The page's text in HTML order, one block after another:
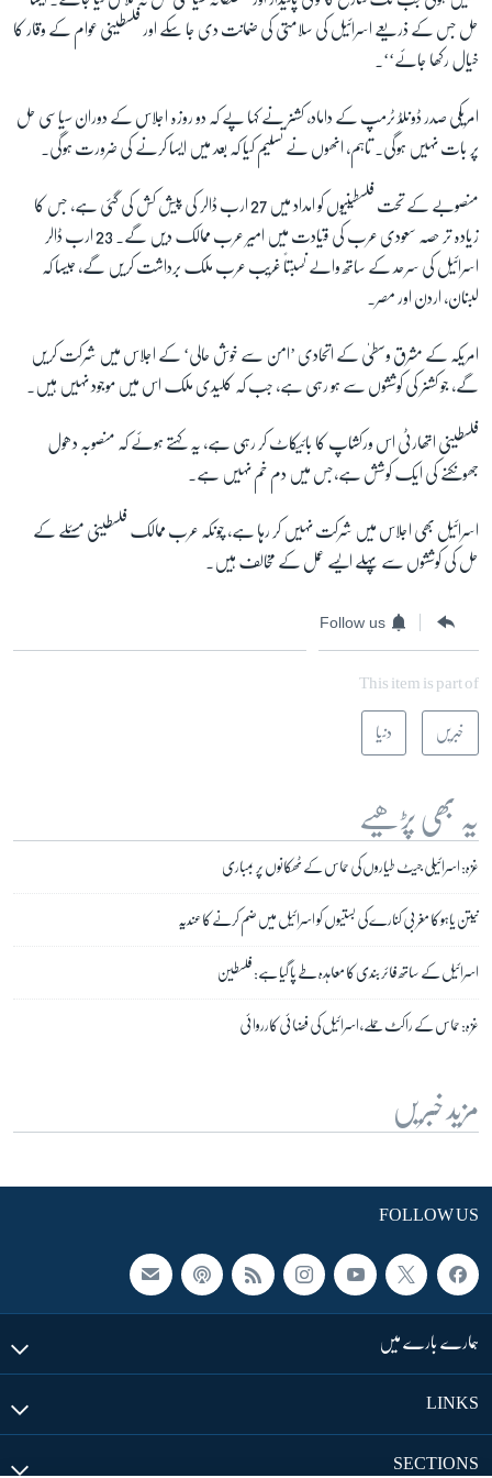
زبان
حل جس کے ذریعے اسرائیل کی سلامتی کی ضمانت دی جا سکے اور فلسطینی عوام کے وقار کا
خیال رکھا جائے‘‘۔
امریکی صدر ڈونلڈ ٹرمپ کے داماد، کشنر نے کہا پے کہ دو روزہ اجلاس کے دوران سیاسی حل
پر بات نہیں ہوگی۔ تاہم، انھوں نے تسلیم کیا کہ بعد میں ایسا کرنے کی ضرورت ہوگی۔
منصوبے کے تحت فلسطینیوں کو امداد میں 27 ارب ڈالر کی پیش کش کی گئی ہے، جس کا
زیادہ تر حصہ سعودی عرب کی قیادت میں امیر عرب ممالک دیں گے۔ 23 ارب ڈالر
اسرائیل کی سرحد کے ساتھ والے نسبتاً غریب عرب ملک برداشت کریں گے، جیسا کہ
لبنان، اردن اور مصر۔
امریکہ کے مشرق وسطیٰ کے اتحادی ’امن سے خوش حالی‘ کے اجلاس میں شرکت کریں
گے، جو کشنر کی کوششوں سے ہو رہی ہے، جب کہ کلیدی ملک اس میں موجود نہیں ہیں۔
فلسطینی اتھارٹی اس ورکشاپ کا بائیکاٹ کر رہی ہے، یہ کہتے ہوئے کہ منصوبہ دھول
جھونکنے کی ایک کوشش ہے،جس میں دم خم نہیں ہے۔
اسرائیل بھی اجلاس میں شرکت نہیں کر رہا ہے، چونکہ عرب ممالک فلسطینی مسئلے کے
حل کی کوششوں سے پہلے ایسے عمل کے مخالف ہیں۔
Follow us
This item is part of
خبریں دنیا
یہ بھی پڑھیے
غزہ: اسرائیلی جیٹ طیاروں کی حماس کے ٹھکانوں پر بمباری
نیتن یاہو کا مغربی کنارے کی بستیوں کو اسرائیل میں ضم کرنے کا عندیہ
اسرائیل کے ساتھ فائر بندی کا معاہدہ طے پا گیا ہے: فلسطین
غزہ: حماس کے راکٹ حملے، اسرائیل کی فضائی کارروائی
مزید خبریں
FOLLOW US
ہمارے بارے میں
LINKS
SECTIONS